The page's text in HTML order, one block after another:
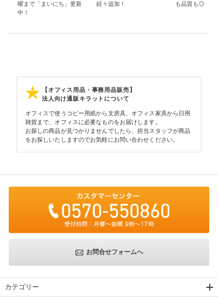
曜まで「まいにち」更新
中！
続々追加！
も品質も◎
【オフィス用品・事務用品販売】
法人向け通販キラットについて
オフィスで使うコピー用紙から文房具、オフィス家具から日用
雑貨まで、オフィスに必要なものをお届けします。
お探しの商品が見つかりませんでしたら、担当スタッフが商品
をお探しいたしますのでお気軽にお問い合わせください。
お問合せフォームへ
カテゴリー